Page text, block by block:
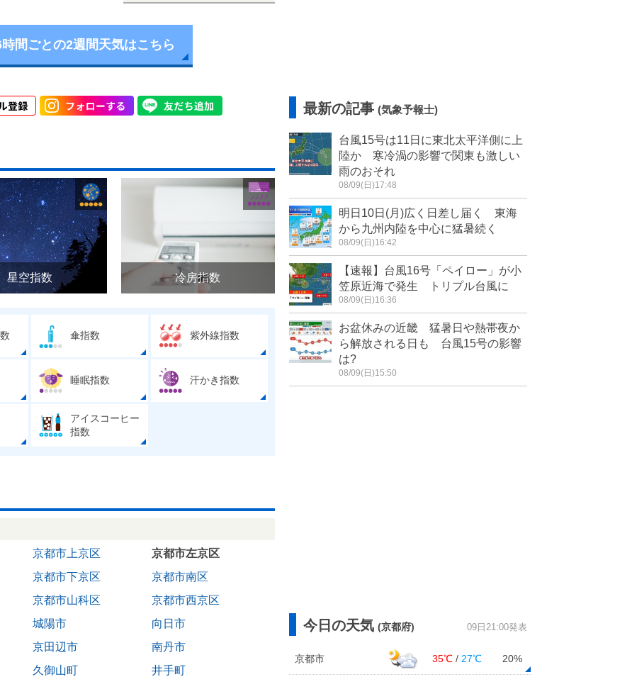
間ごとの2週間天気はこちら
星空指数 冷房指数
傘指数 紫外線指数
睡眠指数 汗かき指数
アイスコーヒー
指数
京都市上京区
京都市左京区
京都市下京区
京都市南区
京都市山科区
京都市西京区
城陽市
向日市
京田辺市
南丹市
久御山町
井手町
最新の記事 (気象予報士)
台風15号は11日に東北太平洋側に上
陸か 寒冷渦の影響で関東も激しい
雨のおそれ
08/09(日)17:48
明日10日(月)広く日差し届く 東海
から九州内陸を中心に猛暑続く
08/09(日)16:42
【速報】台風16号「ペイロー」が小
笠原近海で発生 トリプル台風に
08/09(日)16:36
お盆休みの近畿 猛暑日や熱帯夜か
ら解放される日も 台風15号の影響
は?
08/09(日)15:50
今日の天気 (京都府) 09日21:00発表
京都市 35℃ / 27℃ 20%